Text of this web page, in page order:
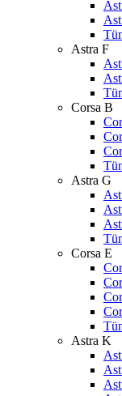
Astra F
Corsa B
Astra G
Corsa E
Astra K